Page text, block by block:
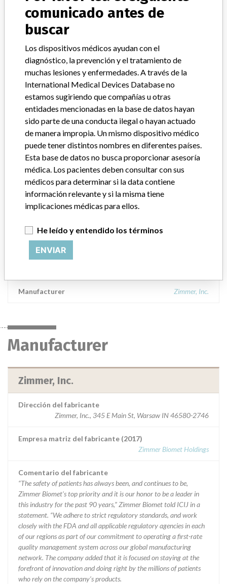
Solution
Modelo / Serial
Clasificación del producto Orthopedic Devices
Clase de dispositivo
¿Implante?
Distribución
Worldwide Distribution-USA (nationwide) and the country of
Japan.
Descripción del producto
00597104110 Provisional CR ART SURF PROV 56/STR GRN 10,
Rx, Sterile; || 00597104112 Provisional CR ART SURF PROV
56/STR GRN 12, Rx, Sterile; || 00597104114 Provisional CR ART
Provisional CR ART SURF PROV 56/STR GRN 17, Rx, Sterile; ||
00597104120 Provisional CR ART SURF PROV 56/STR GRN 20,
Rx, Sterile; || 00597104123 Provisional CR ART SURF PROV
Manufacturer Zimmer, Inc.
Manufacturer
Zimmer, Inc.
Dirección del fabricante
Zimmer, Inc., 345 E Main St, Warsaw IN 46580-2746
Empresa matriz del fabricante (2017)
Zimmer Biomet Holdings
Comentario del fabricante
“The safety of patients has always been, and continues to be,
Zimmer Biomet’s top priority and it is our honor to be a leader in
this industry for the past 90 years,” Zimmer Biomet told ICIJ in a
statement. “We adhere to strict regulatory standards, and work
closely with the FDA and all applicable regulatory agencies in each
of our regions as part of our commitment to operating a first-rate
quality management system across our global manufacturing
network. The company added that it is focused on staying at the
forefront of innovation and doing right by the millions of patients
who rely on the company’s products.
comunicado antes de
buscar
Los dispositivos médicos ayudan con el
diagnóstico, la prevención y el tratamiento de
muchas lesiones y enfermedades. A través de la
International Medical Devices Database no
estamos sugiriendo que compañías u otras
entidades mencionadas en la base de datos hayan
sido parte de una conducta ilegal o hayan actuado
de manera impropia. Un mismo dispositivo médico
puede tener distintos nombres en diferentes países.
Esta base de datos no busca proporcionar asesoría
médica. Los pacientes deben consultar con sus
médicos para determinar si la data contiene
información relevante y si la misma tiene
implicaciones médicas para ellos.
He leído y entendido los términos
ENVIAR